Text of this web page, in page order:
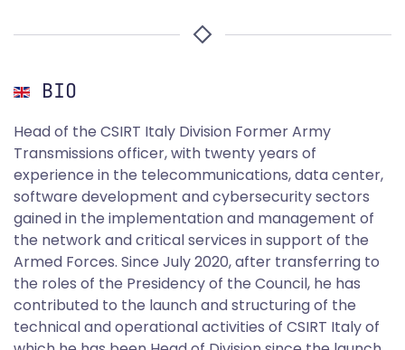
BIO
Head of the CSIRT Italy Division Former Army
Transmissions officer, with twenty years of
experience in the telecommunications, data center,
software development and cybersecurity sectors
gained in the implementation and management of
the network and critical services in support of the
Armed Forces. Since July 2020, after transferring to
the roles of the Presidency of the Council, he has
contributed to the launch and structuring of the
technical and operational activities of CSIRT Italy of